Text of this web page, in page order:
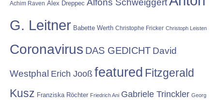
Achim Raven Alex Dreppec
G. Leitner Babette Werth Christophe Fricker Christoph Leisten
Coronavirus DAS GEDICHT David
Westphal Erich Jooß featured Fitzgerald
Kusz Franziska Röchter Friedrich Ani Gabriele Trinckler Georg